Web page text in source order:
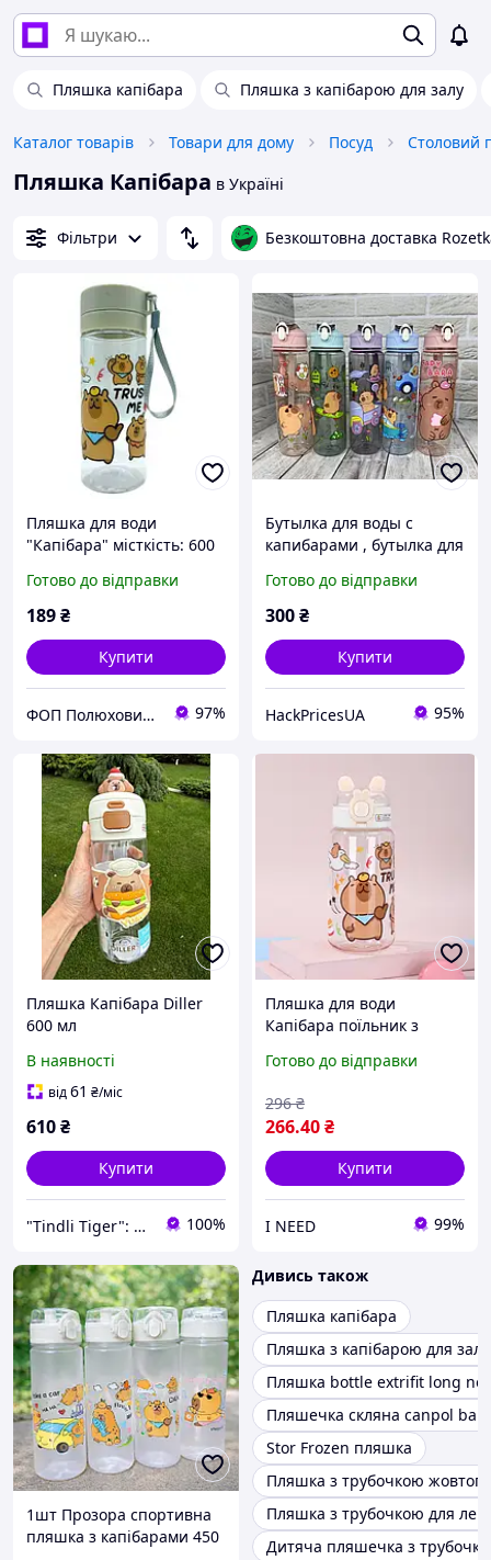
Пляшка капібара Пляшка з капібарою для залу
Каталог товарів Товари для дому Посуд Столовий
Пляшка Капібара в Україні
Фільтри Безкоштовна доставка
Пляшка для води
"Капібара" місткість: 600
пакеті (бежевий)
Готово до відправки
189₴
Купити
ФОП Полюхович Л.Г. 97%
Бутылка для воды с
капибарами , бутылка для
для води спортивна ,
пляшка для води з
Готово до відправки
300₴
Купити
HackPricesUA 95%
Пляшка Капібара Diller
600 мл
В наявності
від61 ₴/міс
610₴
Купити
"Tindli Tiger": безпека малюка та зручність мами! 100%
Пляшка для води
Капібара поїльник з
дівчинки 500 мл білий
Готово до відправки
266.40₴
296 ₴
Купити
I NEED 99%
1шт Прозора спортивна
пляшка з капібарами 450
Дивись також
Пляшка капібара
Пляшка з капібарою для залу
Пляшка bottle extrifit long
Пляшечка скляна canpol
Stor Frozen пляшка
Пляшка з трубочкою
Пляшка з трубочкою для
Дитяча пляшечка з